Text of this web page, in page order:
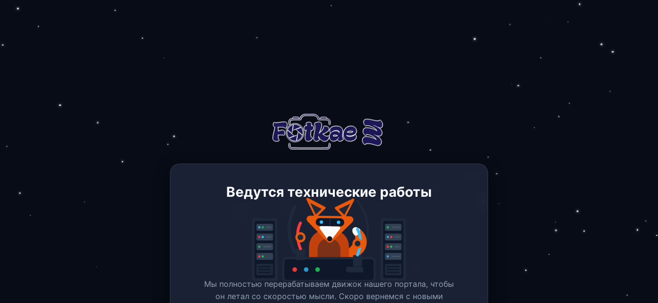
Ведутся технические работы
Мы полностью перерабатываем движок нашего портала, чтобы
он летал со скоростью мысли. Скоро вернемся c новыми